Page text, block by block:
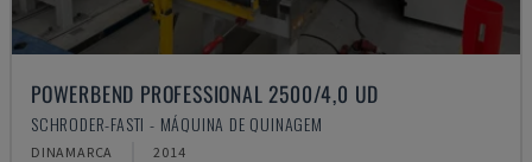
POWERBEND PROFESSIONAL 2500/4,0 UD
SCHRODER-FASTI - MÁQUINA DE QUINAGEM
DINAMARCA 2014